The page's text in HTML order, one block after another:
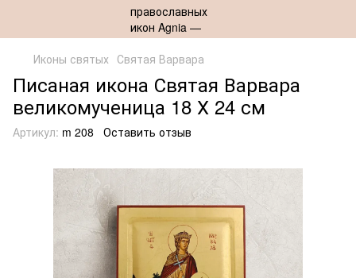
Иконы святых Святая Варвара
Писаная икона Святая Варвара
великомученица 18 Х 24 см
Артикул: m 208 Оставить отзыв